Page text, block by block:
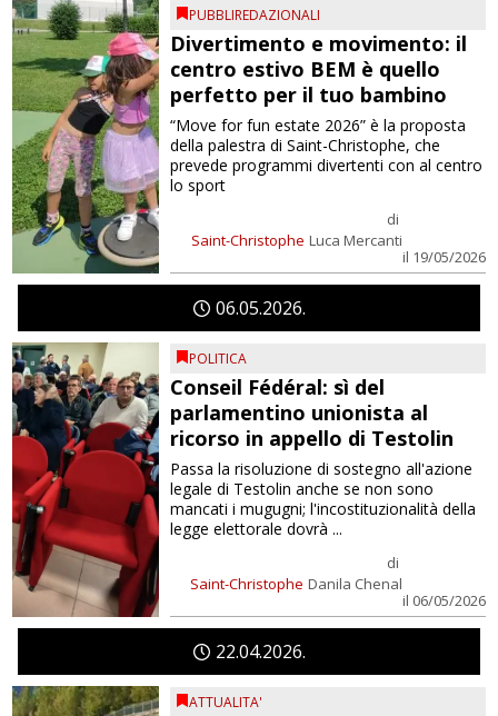
PUBBLIREDAZIONALI
Divertimento e movimento: il
centro estivo BEM è quello
perfetto per il tuo bambino
Saint-Christophe
di
Luca Mercanti
il 19/05/2026
“Move for fun estate 2026” è la proposta
della palestra di Saint-Christophe, che
prevede programmi divertenti con al centro
lo sport
0605 2026
POLITICA
Conseil Fédéral: sì del
parlamentino unionista al
ricorso in appello di Testolin
Saint-Christophe
di
Danila Chenal
il 06/05/2026
Passa la risoluzione di sostegno all'azione
legale di Testolin anche se non sono
mancati i mugugni; l'incostituzionalità della
legge elettorale dovrà ...
2204 2026
ATTUALITA'